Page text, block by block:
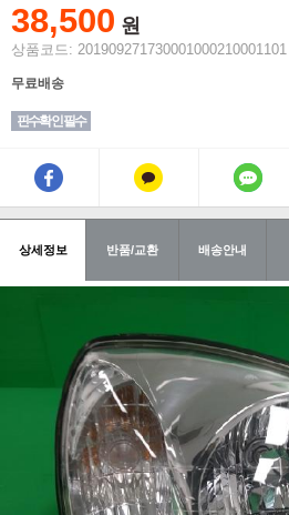
38,500 원
상품코드: 201909271730001000210001101
무료배송
핀수확인 필수
상세정보 반품/교환 배송안내